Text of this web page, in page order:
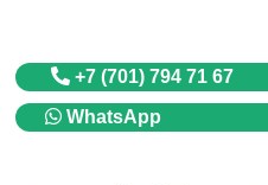
+7 (701) 794 71 67
WhatsApp